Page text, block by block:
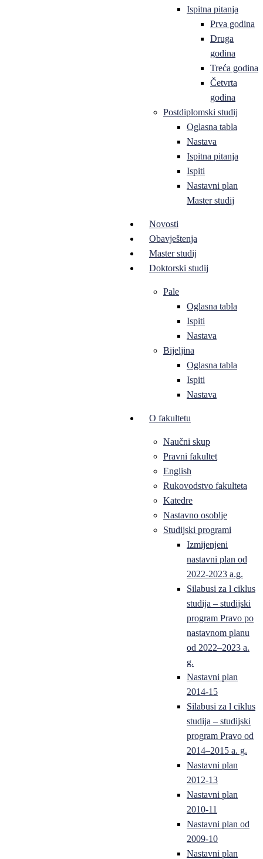
Ispitna pitanja
Prva godina
Druga
godina
Treća godina
Četvrta
godina
Postdiplomski studij
Oglasna tabla
Nastava
Ispitna pitanja
Ispiti
Nastavni plan
Master studij
Novosti
Obavještenja
Master studij
Doktorski studij
Pale
Oglasna tabla
Ispiti
Nastava
Bijeljina
Oglasna tabla
Ispiti
Nastava
O fakultetu
Naučni skup
Pravni fakultet
English
Rukovodstvo fakulteta
Katedre
Nastavno osoblje
Studijski programi
Izmijenjeni
nastavni plan od
2022-2023 a.g.
Silabusi za l ciklus
studija – studijski
program Pravo po
nastavnom planu
od 2022–2023 a.
g.
Nastavni plan
2014-15
Silabusi za l ciklus
studija – studijski
program Pravo od
2014–2015 a. g.
Nastavni plan
2012-13
Nastavni plan
2010-11
Nastavni plan od
2009-10
Nastavni plan